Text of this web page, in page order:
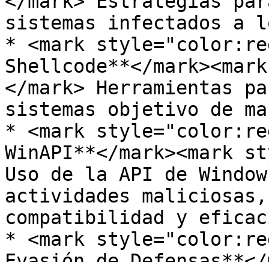
sistemas infectados a
* <mark
Shellcode**</
</mark> Herramientas
sistemas objetivo de
* <mark
WinAPI**</mark><mark
Uso de la API de
actividades maliciosas,
compatibilidad y
* <mark